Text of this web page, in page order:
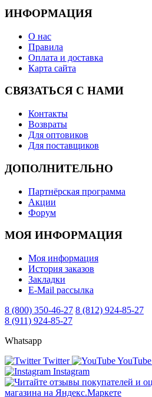
ИНФОРМАЦИЯ
О нас
Правила
Оплата и доставка
Карта сайта
СВЯЗАТЬСЯ С НАМИ
Контакты
Возвраты
Для оптовиков
Для поставщиков
ДОПОЛНИТЕЛЬНО
Партнёрская программа
Акции
Форум
МОЯ ИНФОРМАЦИЯ
Моя информация
История заказов
Закладки
E-Mail рассылка
8 (800) 350-46-27 8 (812) 924-85-27
8 (911) 924-85-27
Whatsapp
Twitter
YouTube
Instagram